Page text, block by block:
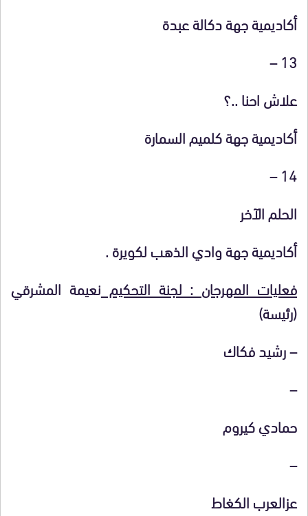
أكاديمية جهة دكالة عبدة
13 –
علاش احنا ..؟
أكاديمية جهة كلميم السمارة
14 –
الحلم الآخر
أكاديمية جهة وادي الذهب لكويرة .
فعليات المهرجان : لجنة التحكيم نعيمة المشرقي
(رئيسة)
– رشيد فكاك
–
حمادي كيروم
–
عزالعرب الكغاط